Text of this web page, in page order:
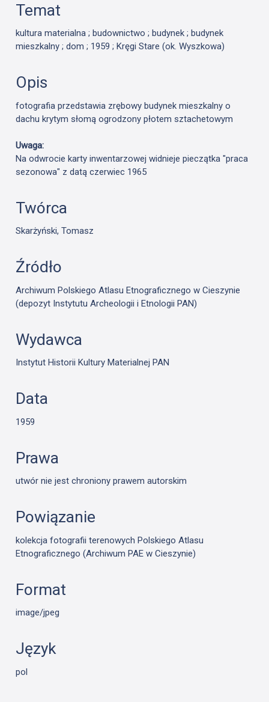
Temat
kultura materialna ; budownictwo ; budynek ; budynek
mieszkalny ; dom ; 1959 ; Kręgi Stare (ok. Wyszkowa)
Opis
fotografia przedstawia zrębowy budynek mieszkalny o
dachu krytym słomą ogrodzony płotem sztachetowym
Uwaga:
Na odwrocie karty inwentarzowej widnieje pieczątka "praca
sezonowa" z datą czerwiec 1965
Twórca
Skarżyński, Tomasz
Źródło
Archiwum Polskiego Atlasu Etnograficznego w Cieszynie
(depozyt Instytutu Archeologii i Etnologii PAN)
Wydawca
Instytut Historii Kultury Materialnej PAN
Data
1959
Prawa
utwór nie jest chroniony prawem autorskim
Powiązanie
kolekcja fotografii terenowych Polskiego Atlasu
Etnograficznego (Archiwum PAE w Cieszynie)
Format
image/jpeg
Język
pol